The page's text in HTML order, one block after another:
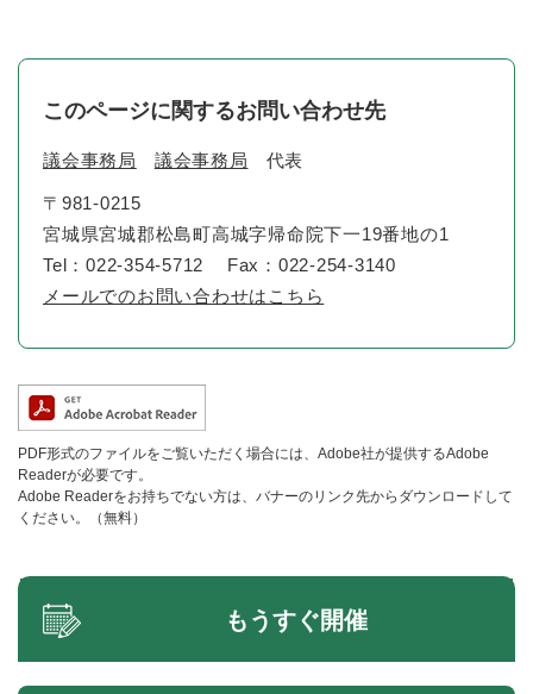
このページに関するお問い合わせ先
議会事務局 議会事務局 代表
〒981-0215
宮城県宮城郡松島町高城字帰命院下一19番地の1
Tel：022-354-5712
Fax：022-254-3140
メールでのお問い合わせはこちら
PDF形式のファイルをご覧いただく場合には、Adobe社が提供するAdobe
Readerが必要です。
Adobe Readerをお持ちでない方は、バナーのリンク先からダウンロードして
ください。（無料）
もうすぐ開催